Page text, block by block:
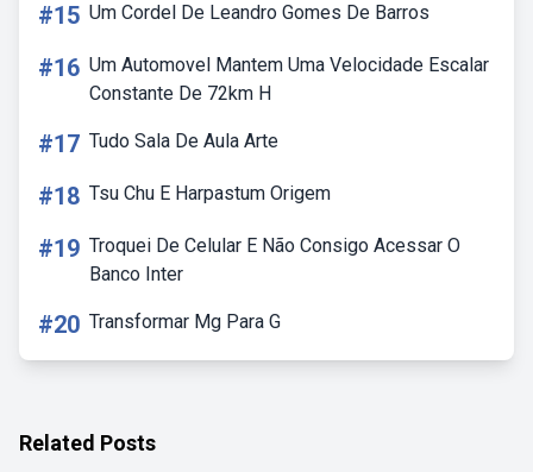
#15 Um Cordel De Leandro Gomes De Barros
#16 Um Automovel Mantem Uma Velocidade Escalar
Constante De 72km H
#17 Tudo Sala De Aula Arte
#18 Tsu Chu E Harpastum Origem
#19 Troquei De Celular E Não Consigo Acessar O
Banco Inter
#20 Transformar Mg Para G
Related Posts